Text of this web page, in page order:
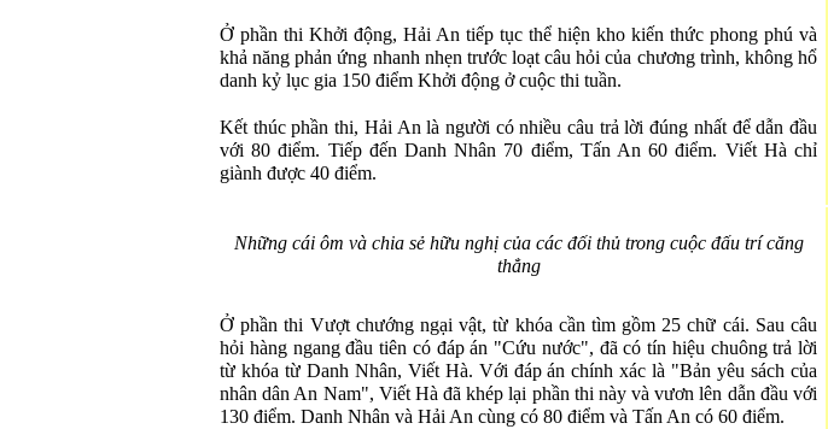
Ở phần thi Khởi động, Hải An tiếp tục thể hiện kho kiến thức phong phú và
khả năng phản ứng nhanh nhẹn trước loạt câu hỏi của chương trình, không hổ
danh kỷ lục gia 150 điểm Khởi động ở cuộc thi tuần.
Kết thúc phần thi, Hải An là người có nhiều câu trả lời đúng nhất để dẫn đầu
với 80 điểm. Tiếp đến Danh Nhân 70 điểm, Tấn An 60 điểm. Viết Hà chỉ
giành được 40 điểm.
Những cái ôm và chia sẻ hữu nghị của các đối thủ trong cuộc đấu trí căng
thẳng
Ở phần thi Vượt chướng ngại vật, từ khóa cần tìm gồm 25 chữ cái. Sau câu
hỏi hàng ngang đầu tiên có đáp án "Cứu nước", đã có tín hiệu chuông trả lời
từ khóa từ Danh Nhân, Viết Hà. Với đáp án chính xác là "Bản yêu sách của
nhân dân An Nam", Viết Hà đã khép lại phần thi này và vươn lên dẫn đầu với
130 điểm. Danh Nhân và Hải An cùng có 80 điểm và Tấn An có 60 điểm.